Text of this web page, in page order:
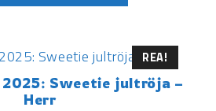
REA!
Sweetie jultröja –
Herr